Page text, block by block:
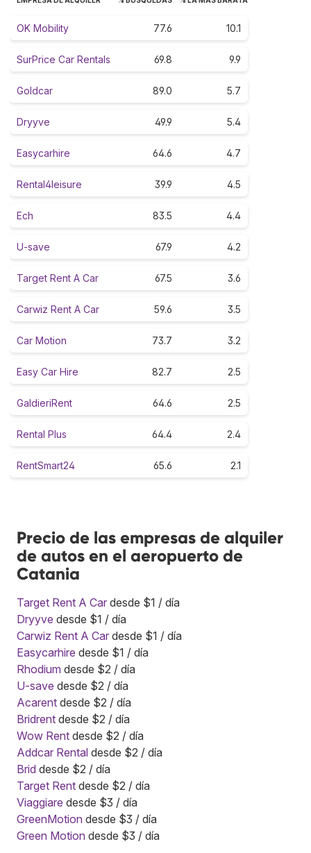
OK Mobility 77.6 10.1
SurPrice Car Rentals 69.8 9.9
Goldcar 89.0 5.7
Dryyve 49.9 5.4
Easycarhire 64.6 4.7
Rental4leisure 39.9 4.5
Ech 83.5 4.4
U-save 67.9 4.2
Target Rent A Car 67.5 3.6
Carwiz Rent A Car 59.6 3.5
Car Motion 73.7 3.2
Easy Car Hire 82.7 2.5
GaldieriRent 64.6 2.5
Rental Plus 64.4 2.4
RentSmart24 65.6 2.1
Precio de las empresas de alquiler
de autos en el aeropuerto de
Catania
Target Rent A Car desde $1 / día
Dryyve desde $1 / día
Carwiz Rent A Car desde $1 / día
Easycarhire desde $1 / día
Rhodium desde $2 / día
U-save desde $2 / día
Acarent desde $2 / día
Bridrent desde $2 / día
Wow Rent desde $2 / día
Addcar Rental desde $2 / día
Brid desde $2 / día
Target Rent desde $2 / día
Viaggiare desde $3 / día
GreenMotion desde $3 / día
Green Motion desde $3 / día